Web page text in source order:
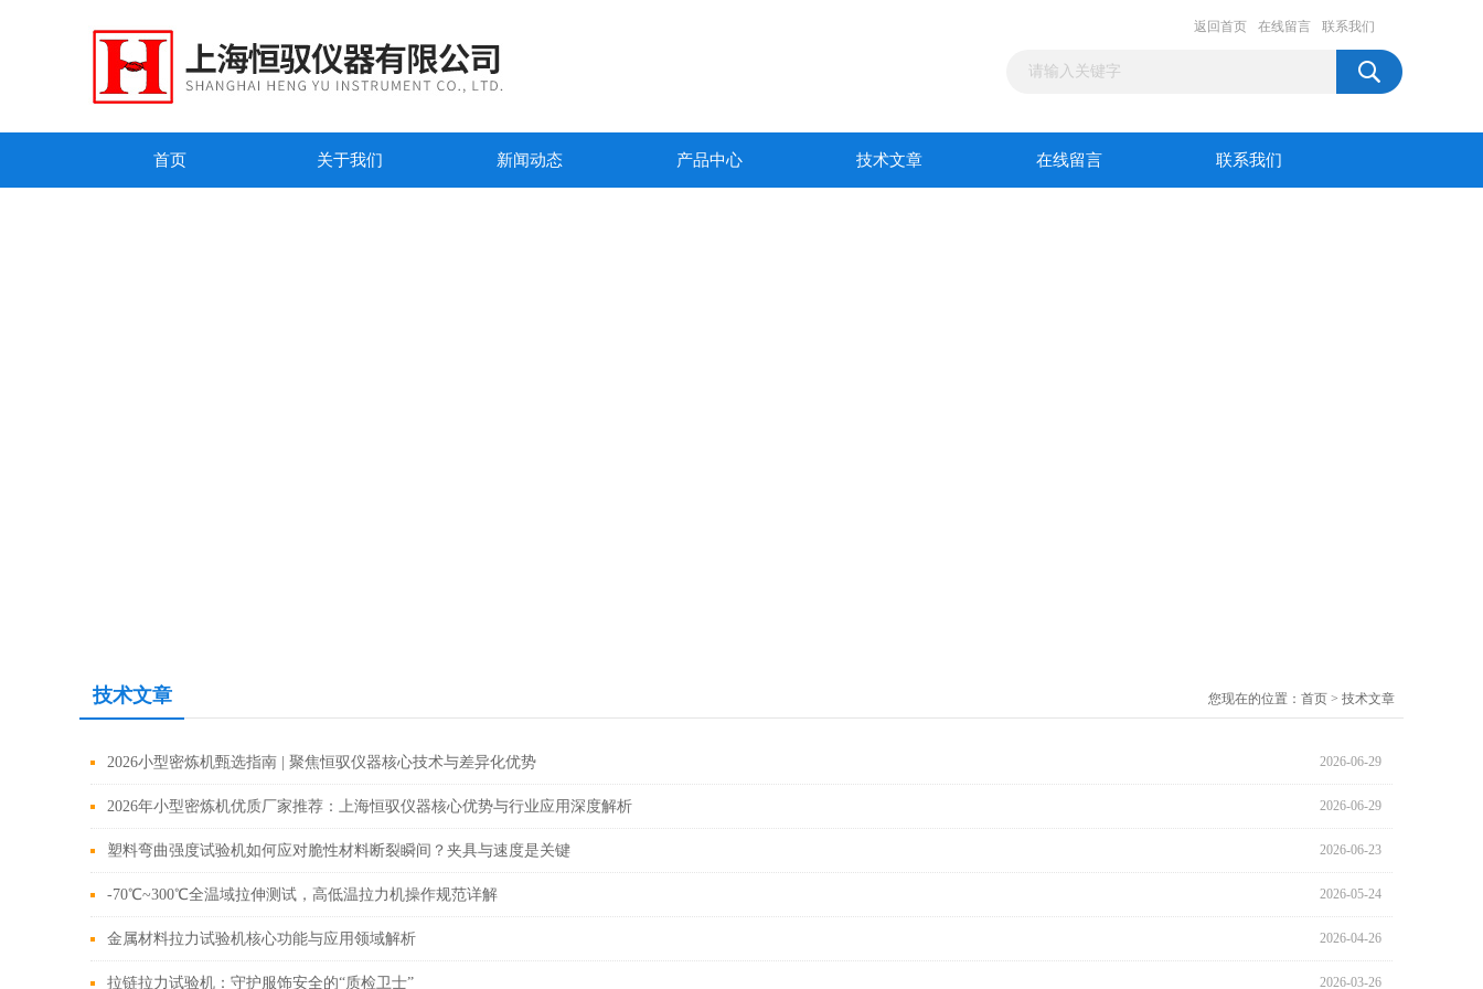
返回首页 在线留言 联系我们
首页 关于我们 新闻动态 产品中心 技术文章 在线留言 联系我们
技术文章 您现在的位置： 首页 > 技术文章
2026小型密炼机甄选指南 | 聚焦恒驭仪器核心技术与差异化优势 2026-06-29
2026年小型密炼机优质厂家推荐：上海恒驭仪器核心优势与行业应用深度解析 2026-06-29
塑料弯曲强度试验机如何应对脆性材料断裂瞬间？夹具与速度是关键 2026-06-23
-70℃~300℃全温域拉伸测试，高低温拉力机操作规范详解 2026-05-24
金属材料拉力试验机核心功能与应用领域解析 2026-04-26
拉链拉力试验机：守护服饰安全的“质检卫士” 2026-03-26